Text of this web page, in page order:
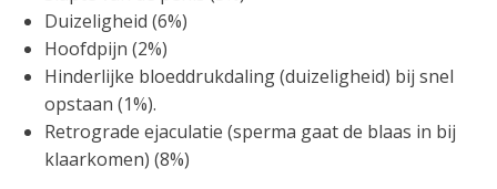
Duizeligheid (6%)
Hoofdpijn (2%)
Hinderlijke bloeddrukdaling (duizeligheid) bij snel
opstaan (1%).
Retrograde ejaculatie (sperma gaat de blaas in bij
klaarkomen) (8%)